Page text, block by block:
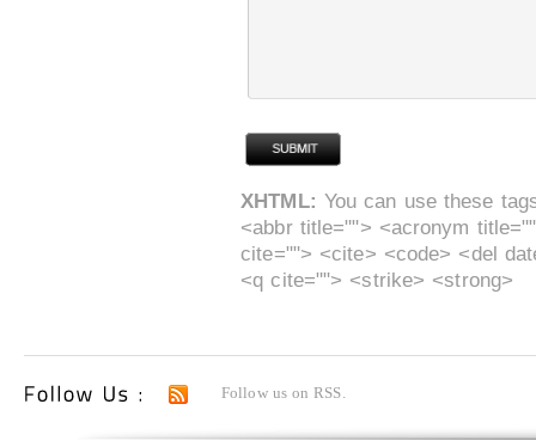
XHTML: You can use these
<abbr title=""> <acronym
cite=""> <cite> <code> <del
<q cite=""> <strike> <strong>
Follow us on RSS.